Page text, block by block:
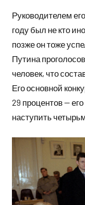
Руководителем
году был не кто
позже он тоже
Путина
человек, что
Его основной
29 процентов —
наступить